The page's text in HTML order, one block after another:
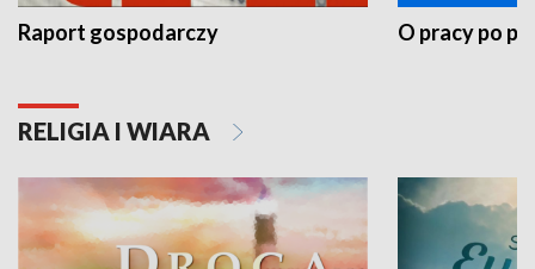
Raport gospodarczy O pracy po
RELIGIA I WIARA